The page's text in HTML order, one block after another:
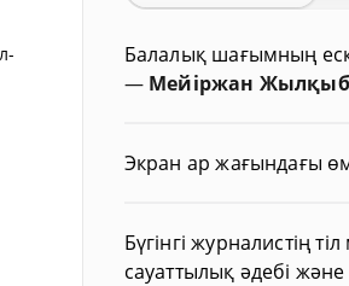
Балалық шағымның
— Мейіржан
Экран ар жағындағы
Бүгінгі журналистің
сауаттылық әдебі және